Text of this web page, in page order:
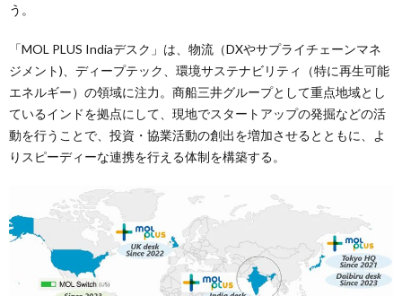
う。
「MOL PLUS Indiaデスク」は、物流（DXやサプライチェーンマネ
ジメント)、ディープテック、環境サステナビリティ（特に再生可能
エネルギー）の領域に注力。商船三井グループとして重点地域とし
ているインドを拠点にして、現地でスタートアップの発掘などの活
動を行うことで、投資・協業活動の創出を増加させるとともに、よ
りスピーディーな連携を行える体制を構築する。